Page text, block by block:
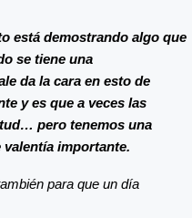
está demostrando algo que
se tiene una
da la cara en esto de
y es que a veces las
pero tenemos una
importante.
para que un día